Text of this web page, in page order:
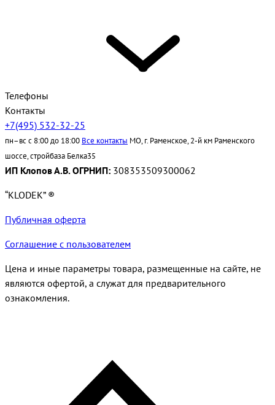
Телефоны
Контакты
+7(495) 532-32-25
пн–вс с 8:00 до 18:00 Все контакты МО, г. Раменское, 2-й км Раменского
шоссе, стройбаза Белка35
ИП Клопов А.В. ОГРНИП: 308353509300062
“KLODEK” ®
Публичная оферта
Соглашение с пользователем
Цена и иные параметры товара, размещенные на сайте, не
являются офертой, а служат для предварительного
ознакомления.